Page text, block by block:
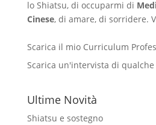
lo Shiatsu, di occuparmi di
Cinese, di amare, di sorridere.
Scarica il mio Curriculum
Scarica un'intervista di
Ultime Novità
Shiatsu e sostegno